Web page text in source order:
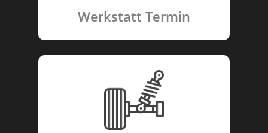
Werkstatt Termin